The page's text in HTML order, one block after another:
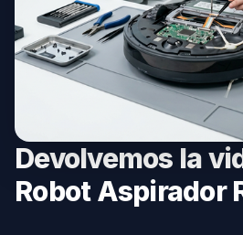
Devolvemos la
Robot Aspirador